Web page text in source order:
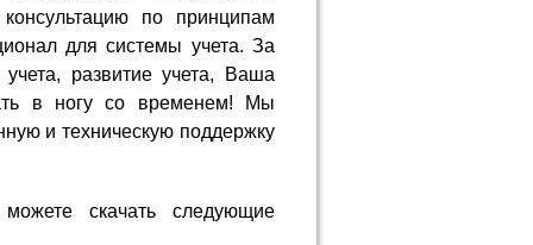
по принципам
для системы учета. За
учета, развитие учета, Ваша
в ногу со временем! Мы
и техническую поддержку
скачать следующие